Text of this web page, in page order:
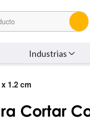
Industrias
1.2 cm
Cortar